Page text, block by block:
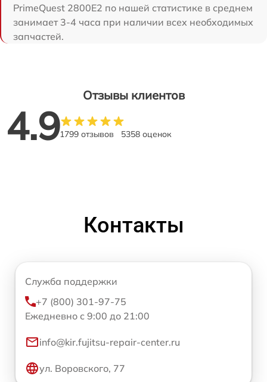
PrimeQuest 2800E2 по нашей статистике в среднем
занимает 3-4 часа при наличии всех необходимых
запчастей.
Отзывы клиентов
4.91799 отзывов 5358 оценок
Контакты
Служба поддержки
+7 (800) 301-97-75
Ежедневно с 9:00 до 21:00
info@kir.fujitsu-repair-center.ru
ул. Воровского, 77